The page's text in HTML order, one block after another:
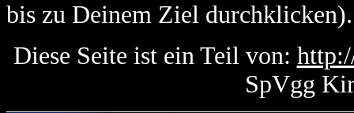
bis zu Deinem Ziel durchklicken).
Diese Seite ist ein Teil von:
SpVgg